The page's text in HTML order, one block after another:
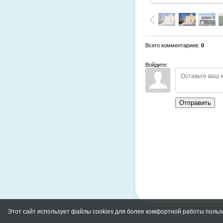
Всего комментариев: 0
Войдите:
Отправить
Этот сайт использует файлы cookies для более комфортной работы